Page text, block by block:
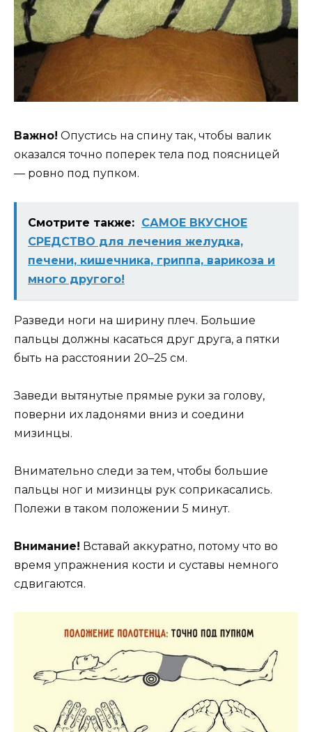
Важно! Опустись на спину так, чтобы валик
оказался точно поперек тела под поясницей
— ровно под пупком.
Смотрите также: САМОЕ ВКУСНОЕ
СРЕДСТВО для лечения желудка,
печени, кишечника, гриппа, варикоза и
много другого!
Разведи ноги на ширину плеч. Большие
пальцы должны касаться друг друга, а пятки
быть на расстоянии 20–25 см.
Заведи вытянутые прямые руки за голову,
поверни их ладонями вниз и соедини
мизинцы.
Внимательно следи за тем, чтобы большие
пальцы ног и мизинцы рук соприкасались.
Полежи в таком положении 5 минут.
Внимание! Вставай аккуратно, потому что во
время упражнения кости и суставы немного
сдвигаются.